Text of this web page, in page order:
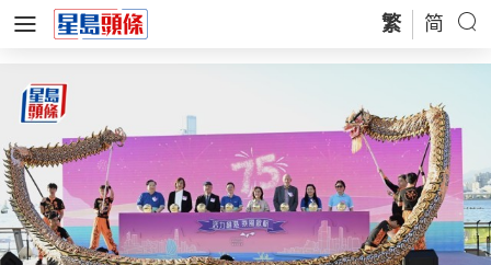
繁 简